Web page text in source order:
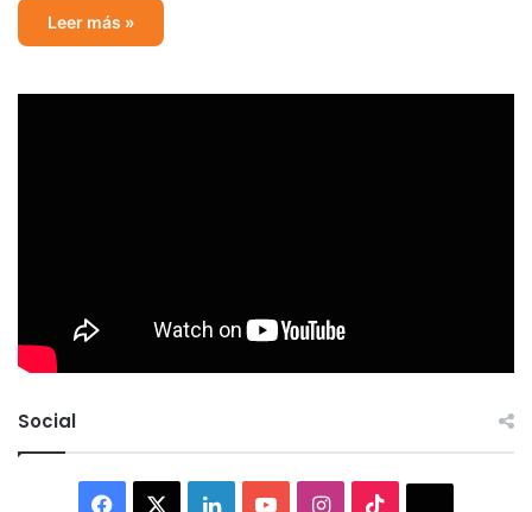
Leer más »
Social
Facebook LinkedInYouTubeInstagram